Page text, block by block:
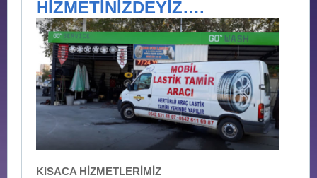
HİZMETİNİZDEYİZ….
KISACA HİZMETLERİMİZ